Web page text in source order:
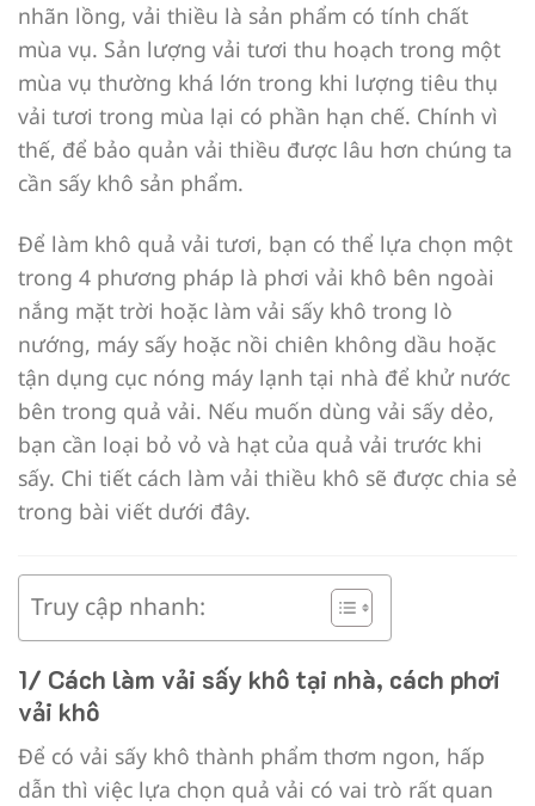
nhãn lồng, vải thiều là sản phẩm có tính chất
mùa vụ. Sản lượng vải tươi thu hoạch trong một
mùa vụ thường khá lớn trong khi lượng tiêu thụ
vải tươi trong mùa lại có phần hạn chế. Chính vì
thế, để bảo quản vải thiều được lâu hơn chúng ta
cần sấy khô sản phẩm.
Để làm khô quả vải tươi, bạn có thể lựa chọn một
trong 4 phương pháp là phơi vải khô bên ngoài
nắng mặt trời hoặc làm vải sấy khô trong lò
nướng, máy sấy hoặc nồi chiên không dầu hoặc
tận dụng cục nóng máy lạnh tại nhà để khử nước
bên trong quả vải. Nếu muốn dùng vải sấy dẻo,
bạn cần loại bỏ vỏ và hạt của quả vải trước khi
sấy. Chi tiết cách làm vải thiều khô sẽ được chia sẻ
trong bài viết dưới đây.
Truy cập nhanh:
1/ Cách làm vải sấy khô tại nhà, cách phơi
vải khô
Để có vải sấy khô thành phẩm thơm ngon, hấp
dẫn thì việc lựa chọn quả vải có vai trò rất quan